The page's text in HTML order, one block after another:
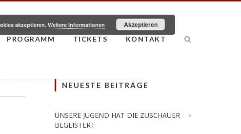
PROGRAMM TICKETS KONTAKT
NEUESTE BEITRÄGE
UNSERE JUGEND HAT DIE ZUSCHAUER
BEGEISTERT
akzeptieren. Weitere Informationen Akzeptieren